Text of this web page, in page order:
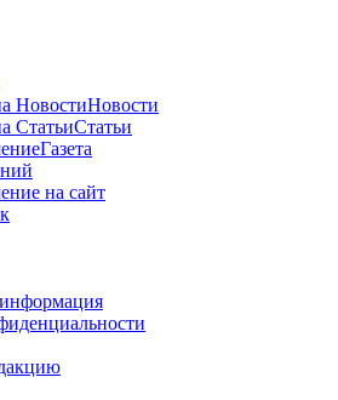
НовостиНовости
СтатьиСтатьи
Газета
на сайт